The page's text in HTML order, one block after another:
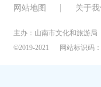
网站地图 关于我
主办：山南市文化和旅游局
©2019-2021
网站标识码